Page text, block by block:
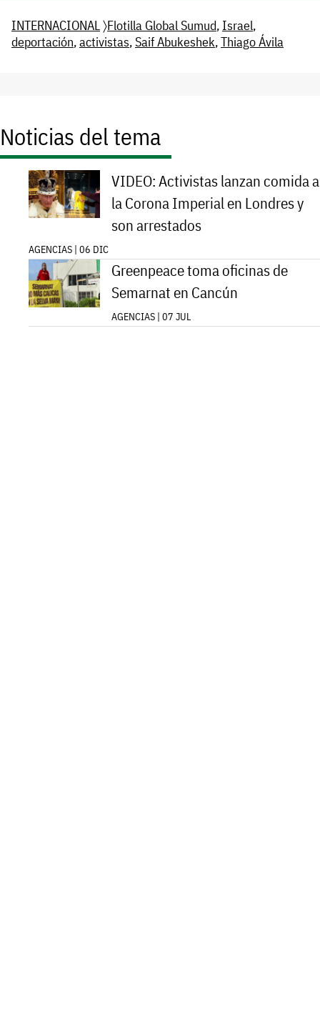
INTERNACIONAL〉Flotilla Global Sumud, Israel,
deportación,activistas, Saif Abukeshek,Thiago Ávila
Noticias del tema
VIDEO: Activistas lanzan comida a
la Corona Imperial en Londres y
son arrestados
AGENCIAS | 06 DIC
Greenpeace toma oficinas de
Semarnat en Cancún
AGENCIAS | 07 JUL